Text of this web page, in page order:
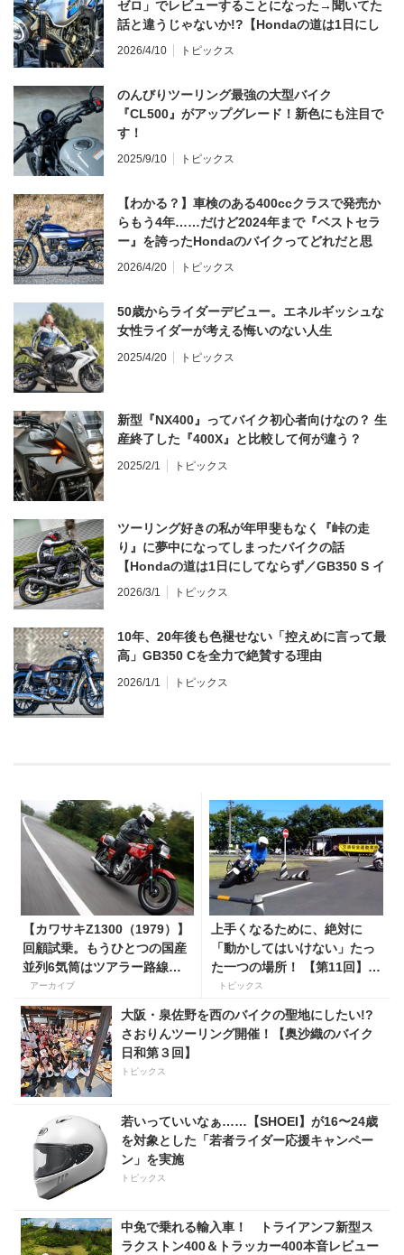
ゼロ」でレビューすることになった→聞いてた
話と違うじゃないか!?【Hondaの道は1日にし
てならず／CB1000F ①第一印象 編】
2026/4/10 トピックス
のんびりツーリング最強の大型バイク
『CL500』がアップグレード！新色にも注目で
す！
2025/9/10 トピックス
【わかる？】車検のある400ccクラスで発売か
らもう4年……だけど2024年まで『ベストセラ
ー』を誇ったHondaのバイクってどれだと思
う？
2026/4/20 トピックス
50歳からライダーデビュー。エネルギッシュな
女性ライダーが考える悔いのない人生
2025/4/20 トピックス
新型『NX400』ってバイク初心者向けなの？ 生
産終了した『400X』と比較して何が違う？
2025/2/1 トピックス
ツーリング好きの私が年甲斐もなく『峠の走
り』に夢中になってしまったバイクの話
【Hondaの道は1日にしてならず／GB350 S イ
ンプレ・レビュー 前編】
2026/3/1 トピックス
10年、20年後も色褪せない「控えめに言って最
高」GB350 Cを全力で絶賛する理由
2026/1/1 トピックス
【カワサキZ1300（1979）】
回顧試乗。もうひとつの国産
並列6気筒はツアラー路線で
生き残った
アーカイブ
上手くなるために、絶対に
「動かしてはいけない」たっ
た一つの場所！ 【第11回】現
役二輪教習指導員YouTuber
ばくのライテク講座
トピックス
大阪・泉佐野を西のバイクの聖地にしたい!?
さおりんツーリング開催！【奥沙織のバイク
日和第３回】
トピックス
若いっていいなぁ……【SHOEI】が16〜24歳
を対象とした「若者ライダー応援キャンペー
ン」を実施
トピックス
中免で乗れる輸入車！ トライアンフ新型ス
ラクストン400＆トラッカー400本音レビュー